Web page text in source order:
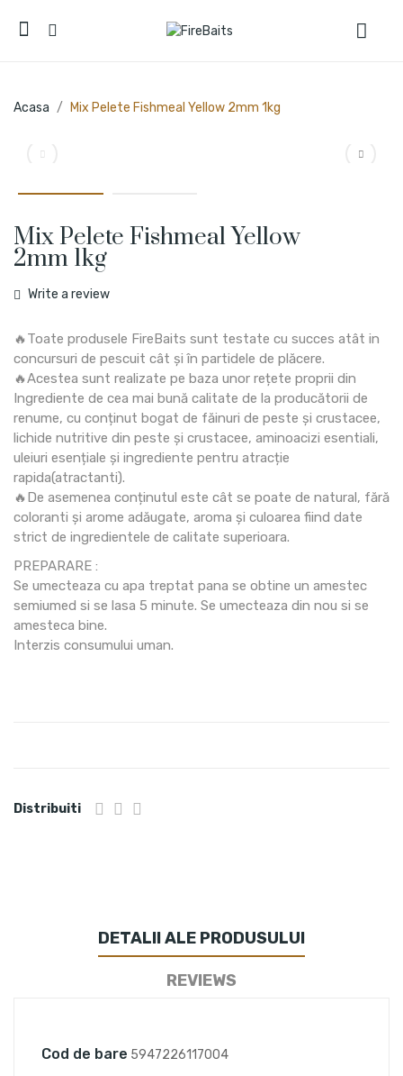
Acasa Mix Pelete Fishmeal Yellow 2mm 1kg
Mix Pelete Fishmeal Yellow
2mm 1kg
Write a review
🔥Toate produsele FireBaits sunt testate cu succes atât in
concursuri de pescuit cât și în partidele de plăcere.
🔥Acestea sunt realizate pe baza unor rețete proprii din
Ingrediente de cea mai bună calitate de la producătorii de
renume, cu conținut bogat de făinuri de peste și crustacee,
lichide nutritive din peste și crustacee, aminoacizi esentiali,
uleiuri esențiale și ingrediente pentru atracție
rapida(atractanti).
🔥De asemenea conținutul este cât se poate de natural, fără
coloranti și arome adăugate, aroma și culoarea fiind date
strict de ingredientele de calitate superioara.
PREPARARE :
Se umecteaza cu apa treptat pana se obtine un amestec
semiumed si se lasa 5 minute. Se umecteaza din nou si se
amesteca bine.
Interzis consumului uman.
Distribuiti
DETALII ALE PRODUSULUI
REVIEWS
Cod de bare 5947226117004